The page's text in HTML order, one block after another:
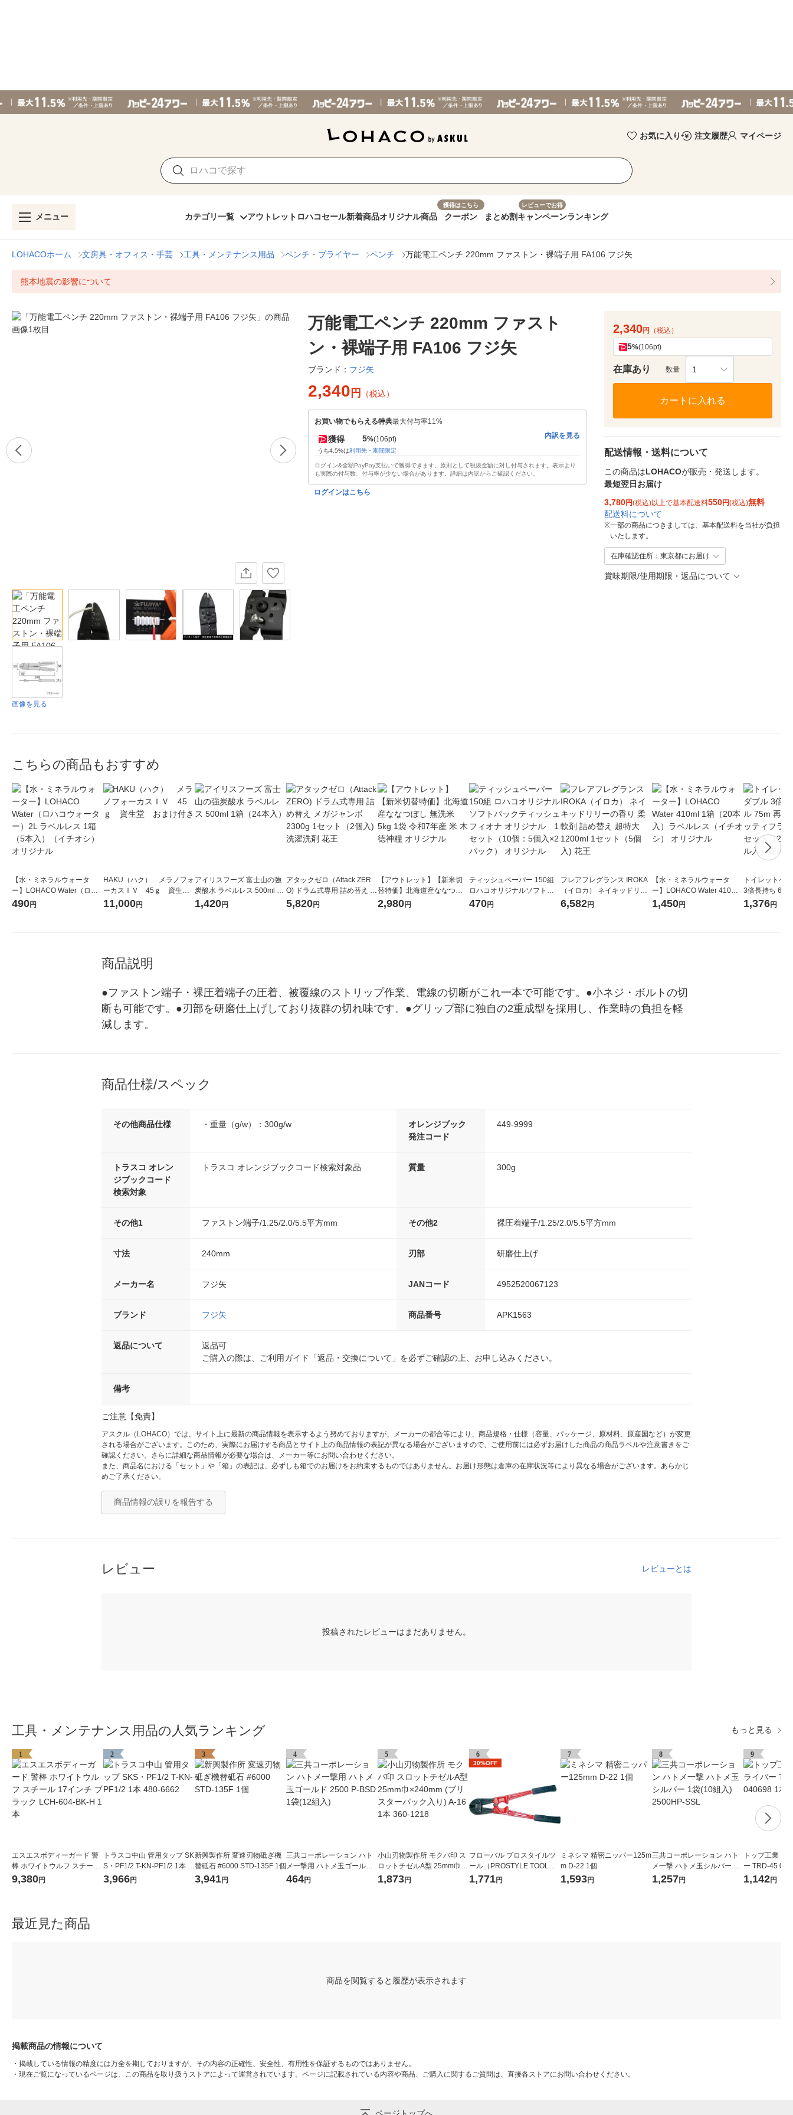
お気に入り 注文履歴 マイページ
メニュー カテゴリ一覧 アウトレット ロハコセール新着商品オリジナル商品
獲得はこちら
クーポン まとめ割
レビューでお得
キャンペーンランキング
LOHACOホーム 文房具・オフィス・手芸 工具・メンテナンス用品 ペンチ・プライヤー ペンチ 万能電工ペンチ 220mm ファストン・裸端子用 FA106 フジ矢
熊本地震の影響について
画像を見る
万能電工ペンチ 220mm ファスト
ン・裸端子用 FA106 フジ矢
ブランド： フジ矢
2,340 円 （税込）
お買い物でもらえる特典最大付与率11%
獲得 5%(106pt)
うち4.5%は利用先・期間限定
内訳を見る
ログイン&全額PayPay支払いで獲得できます。原則として税抜金額に対し付与されます。表示より
も実際の付与数、付与率が少ない場合があります。詳細は内訳からご確認ください。
ログインはこちら
2,340円 （税込）
5%(106pt)
在庫あり 数量 1
カートに入れる
配送情報・送料について
この商品はLOHACOが販売・発送します。
最短翌日お届け
3,780円(税込)以上で基本配送料550円(税込)無料
配送料について
※一部の商品につきましては、基本配送料を当社が負担
いたします。
在庫確認住所：東京都にお届け
賞味期限/使用期限・返品について
こちらの商品もおすすめ
【水・ミネラルウォータ
ー】LOHACO Water（ロハ
コウォーター）2L ラベルレ
490円
HAKU（ハク） メラノフォ
ーカスＩＶ 45ｇ 資生
堂 おまけ付き
11,000円
アイリスフーズ 富士山の強
炭酸水 ラベルレス 500ml 1
箱（24本入）
1,420円
アタックゼロ（Attack ZER
O) ドラム式専用 詰め替え メ
ガジャンボ 2300g 1セット
（2個入) 洗濯洗剤 花王
5,820円
【アウトレット】【新米切
替特価】北海道産ななつぼ
し 無洗米 5kg 1袋 令和7年産
米 木徳神糧 オリジナル
2,980円
ティッシュペーパー 150組
ロハコオリジナルソフトパ
ックティッシュ フィオナ オ
470円
フレアフレグランス IROKA
（イロカ） ネイキッドリリ
ーの香り 柔軟剤 詰め替え 超
特大 1200ml 1セット（5個
6,582円
【水・ミネラルウォータ
ー】LOHACO Water 410ml
1箱（20本入）ラベルレス
（イチオシ） オリジナル
1,450円
トイレットペ
3倍長持ち 6ロール
紙配合 スコッ
パック 1セッ
1,376円
商品説明
●ファストン端子・裸圧着端子の圧着、被覆線のストリップ作業、電線の切断がこれ一本で可能です。●小ネジ・ボルトの切
断も可能です。●刃部を研磨仕上げしており抜群の切れ味です。●グリップ部に独自の2重成型を採用し、作業時の負担を軽
減します。
商品仕様/スペック
その他商品仕様 ・重量（g/w）：300g/w
オレンジブック
発注コード
449-9999
トラスコ オレン
ジブックコード
検索対象
トラスコ オレンジブックコード検索対象品 質量 300g
その他1 ファストン端子/1.25/2.0/5.5平方mm その他2 裸圧着端子/1.25/2.0/5.5平方mm
寸法 240mm 刃部 研磨仕上げ
メーカー名 フジ矢 JANコード 4952520067123
ブランド フジ矢 商品番号 APK1563
返品について
返品可
ご購入の際は、ご利用ガイド「返品・交換について」を必ずご確認の上、お申し込みください。
備考
ご注意【免責】
アスクル（LOHACO）では、サイト上に最新の商品情報を表示するよう努めておりますが、メーカーの都合等により、商品規格・仕様（容量、パッケージ、原材料、原産国など）が変更
される場合がございます。このため、実際にお届けする商品とサイト上の商品情報の表記が異なる場合がございますので、ご使用前には必ずお届けした商品の商品ラベルや注意書きをご
確認ください。さらに詳細な商品情報が必要な場合は、メーカー等にお問い合わせください。
また、商品名における「セット」や「箱」の表記は、必ずしも箱でのお届けをお約束するものではありません。お届け形態は倉庫の在庫状況等により異なる場合がございます。あらかじ
めご了承ください。
商品情報の誤りを報告する
レビュー レビューとは
投稿されたレビューはまだありません。
工具・メンテナンス用品の人気ランキング もっと見る
1
エスエスボディーガード 警
棒 ホワイトウルフ スチール
17インチ ブラック LCH-604
-BK-H 1本
9,380円
2
トラスコ中山 管用タップ SK
S・PF1/2 T-KN-PF1/2 1本 4
80-6662
3,966円
3
新興製作所 変速刃物砥ぎ機
替砥石 #6000 STD-135F 1個
3,941円
4
三共コーポレーション ハト
メ一撃用 ハトメ玉ゴールド
2500 P-BSD 1袋(12組入)
464円
5
小山刃物製作所 モクバ印 ス
ロットチゼルA型 25mm巾×2
40mm (ブリスターパック入
り) A-16 1本 360-1218
1,873円
6
30%OFF
フローバル プロスタイルツ
ール（PROSTYLE TOOL）
ボルトクリッパー 300 GK-1
2BC 1個（直送品）
1,771円
7
ミネシマ 精密ニッパー125m
m D-22 1個
1,593円
8
三共コーポレーション ハト
メ一撃 ハトメ玉シルバー 1
袋(10組入) 2500HP-SSL
1,257円
9
トップ工業 コ
ー TRD-45
1,142円
最近見た商品
商品を閲覧すると履歴が表示されます
掲載商品の情報について
・ 掲載している情報の精度には万全を期しておりますが、その内容の正確性、安全性、有用性を保証するものではありません。
・ 現在ご覧になっているページは、この商品を取り扱うストアによって運営されています。ページに記載されている内容や商品、ご購入に関するご質問は、直接各ストアにお問い合わせください。